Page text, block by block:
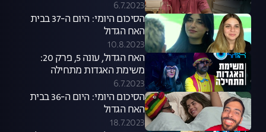
6.7.2023
הסיכום היומי: היום ה-37 בבית
האח הגדול
10.8.2023
האח הגדול, עונה 5, פרק 20:
משימת האגדות מתחילה
6.7.2023
הסיכום היומי: היום ה-36 בבית
האח הגדול
18.7.2023